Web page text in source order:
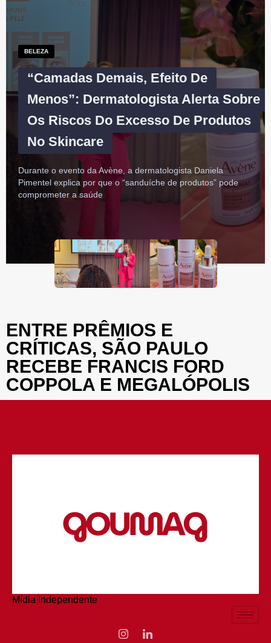
BELEZA
“Camadas Demais, Efeito De
Menos”: Dermatologista Alerta Sobre
Os Riscos Do Excesso De Produtos
No Skincare
Durante o evento da Avène, a dermatologista Daniela
Pimentel explica por que o “sanduíche de produtos” pode
comprometer a saúde
ENTRE PRÊMIOS E
CRÍTICAS, SÃO PAULO
RECEBE FRANCIS FORD
COPPOLA E MEGALÓPOLIS
Mídia Independente